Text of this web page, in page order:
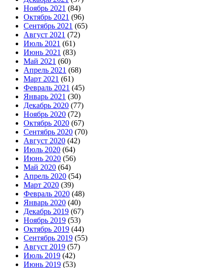
Ноябрь 2021 (84)
Октябрь 2021 (96)
Сентябрь 2021 (65)
Август 2021 (72)
Июль 2021 (61)
Июнь 2021 (83)
Май 2021 (60)
Апрель 2021 (68)
Март 2021 (61)
Февраль 2021 (45)
Январь 2021 (30)
Декабрь 2020 (77)
Ноябрь 2020 (72)
Октябрь 2020 (67)
Сентябрь 2020 (70)
Август 2020 (42)
Июль 2020 (64)
Июнь 2020 (56)
Май 2020 (64)
Апрель 2020 (54)
Март 2020 (39)
Февраль 2020 (48)
Январь 2020 (40)
Декабрь 2019 (67)
Ноябрь 2019 (53)
Октябрь 2019 (44)
Сентябрь 2019 (55)
Август 2019 (57)
Июль 2019 (42)
Июнь 2019 (53)